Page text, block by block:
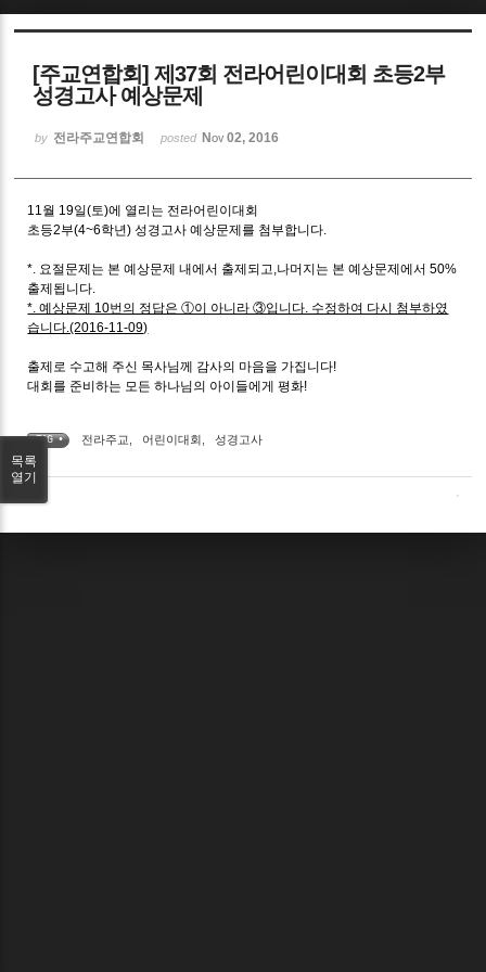
[주교연합회] 제37회 전라어린이대회 초등2부
성경고사 예상문제
by 전라주교연합회 posted Nov 02, 2016
11월 19일(토)에 열리는 전라어린이대회
초등2부(4~6학년) 성경고사 예상문제를 첨부합니다.
*. 요절문제는 본 예상문제 내에서 출제되고,나머지는 본 예상문제에서 50%
출제됩니다.
*. 예상문제 10번의 정답은 ①이 아니라 ③입니다. 수정하여 다시 첨부하였
습니다.(2016-11-09)
출제로 수고해 주신 목사님께 감사의 마음을 가집니다!
대회를 준비하는 모든 하나님의 아이들에게 평화!
TAG • 전라주교 어린이대회 성경고사
목록
열기
Sketchbook5, 스케치북5
Sketchbook5, 스케치북5